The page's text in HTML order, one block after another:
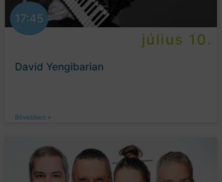
17:45
július 10.
David Yengibarian
Bővebben »